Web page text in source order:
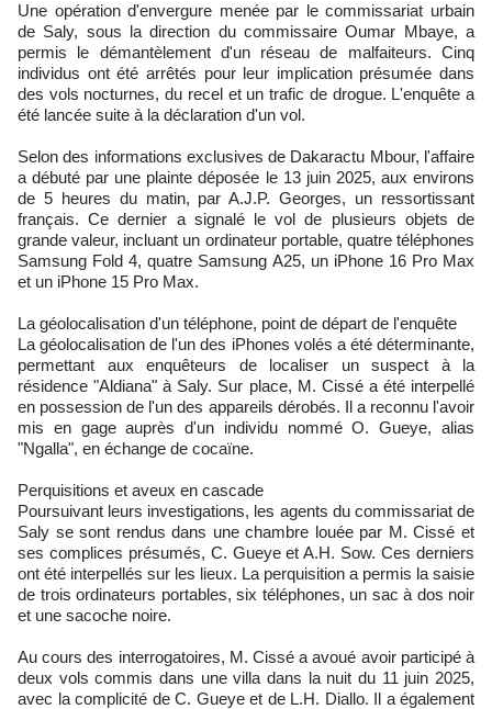
Une opération d'envergure menée par le commissariat urbain
de Saly, sous la direction du commissaire Oumar Mbaye, a
permis le démantèlement d'un réseau de malfaiteurs. Cinq
individus ont été arrêtés pour leur implication présumée dans
des vols nocturnes, du recel et un trafic de drogue. L'enquête a
été lancée suite à la déclaration d'un vol.
Selon des informations exclusives de Dakaractu Mbour, l'affaire
a débuté par une plainte déposée le 13 juin 2025, aux environs
de 5 heures du matin, par A.J.P. Georges, un ressortissant
français. Ce dernier a signalé le vol de plusieurs objets de
grande valeur, incluant un ordinateur portable, quatre téléphones
Samsung Fold 4, quatre Samsung A25, un iPhone 16 Pro Max
et un iPhone 15 Pro Max.
La géolocalisation d'un téléphone, point de départ de l'enquête
La géolocalisation de l'un des iPhones volés a été déterminante,
permettant aux enquêteurs de localiser un suspect à la
résidence "Aldiana" à Saly. Sur place, M. Cissé a été interpellé
en possession de l'un des appareils dérobés. Il a reconnu l'avoir
mis en gage auprès d'un individu nommé O. Gueye, alias
"Ngalla", en échange de cocaïne.
Perquisitions et aveux en cascade
Poursuivant leurs investigations, les agents du commissariat de
Saly se sont rendus dans une chambre louée par M. Cissé et
ses complices présumés, C. Gueye et A.H. Sow. Ces derniers
ont été interpellés sur les lieux. La perquisition a permis la saisie
de trois ordinateurs portables, six téléphones, un sac à dos noir
et une sacoche noire.
Au cours des interrogatoires, M. Cissé a avoué avoir participé à
deux vols commis dans une villa dans la nuit du 11 juin 2025,
avec la complicité de C. Gueye et de L.H. Diallo. Il a également